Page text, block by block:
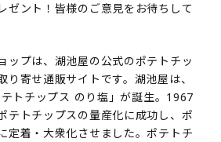
ゼント！皆様のご意見をお待ちして
ップは、湖池屋の公式のポテトチッ
り寄せ通販サイトです。湖池屋は、
トチップス のり塩」が誕生。1967
テトチップスの量産化に成功し、ポ
定着・大衆化させました。ポテトチ